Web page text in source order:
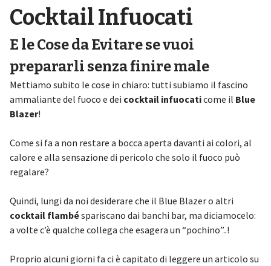
Cocktail Infuocati
E le Cose da Evitare se vuoi
prepararli senza finire male
Mettiamo subito le cose in chiaro: tutti subiamo il fascino
ammaliante del fuoco e dei cocktail infuocaticome il Blue
Blazer!
Come si fa a non restare a bocca aperta davanti ai colori, al
calore e alla sensazione di pericolo che solo il fuoco può
regalare?
Quindi, lungi da noi desiderare che il Blue Blazer o altri
cocktail flambéspariscano dai banchi bar, ma diciamocelo:
a volte c’è qualche collega che esagera un “pochino”..!
Proprio alcuni giorni fa ci è capitato di leggere un articolo su